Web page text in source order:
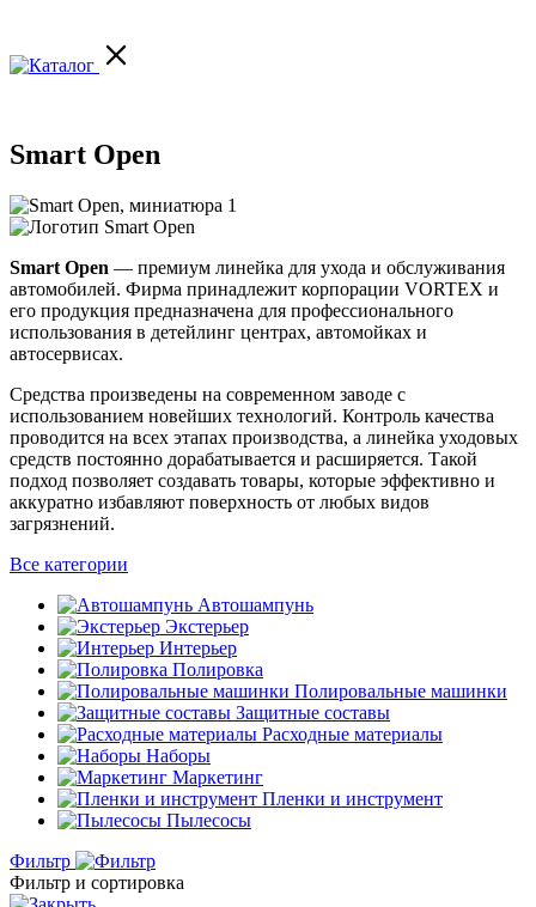
Smart Open
Smart Open — премиум линейка для ухода и обслуживания
автомобилей. Фирма принадлежит корпорации VORTEX и
его продукция предназначена для профессионального
использования в детейлинг центрах, автомойках и
автосервисах.
Средства произведены на современном заводе с
использованием новейших технологий. Контроль качества
проводится на всех этапах производства, а линейка уходовых
средств постоянно дорабатывается и расширяется. Такой
подход позволяет создавать товары, которые эффективно и
аккуратно избавляют поверхность от любых видов
загрязнений.
Все категории
Автошампунь
Экстерьер
Интерьер
Полировка
Полировальные машинки
Защитные составы
Расходные материалы
Наборы
Маркетинг
Пленки и инструмент
Пылесосы
Фильтр
Фильтр и сортировка